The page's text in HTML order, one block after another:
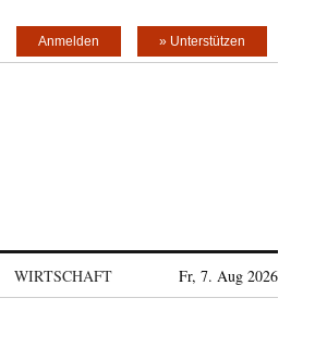
» Unterstützen
Anmelden
WIRTSCHAFT Fr, 7. Aug 2026